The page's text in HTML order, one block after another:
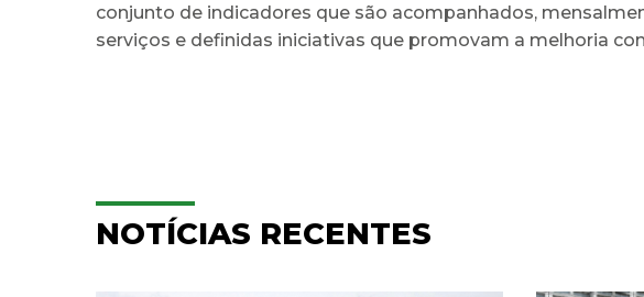
conjunto de indicadores que são acompanhados,
serviços e definidas iniciativas que promovam a melhoria
NOTÍCIAS RECENTES